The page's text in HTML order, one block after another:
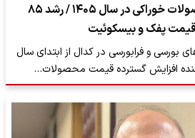
موج افزایش نرخ محصولات خوراکی در سال ۱۴۰۵ / رشد ۸۵
پفک و بیسکوئیت
بورسی و فرابورسی در کدال از ابتدای سال